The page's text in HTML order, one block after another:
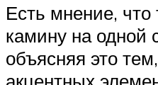
Есть мнение, что
камину на одной
объясняя это